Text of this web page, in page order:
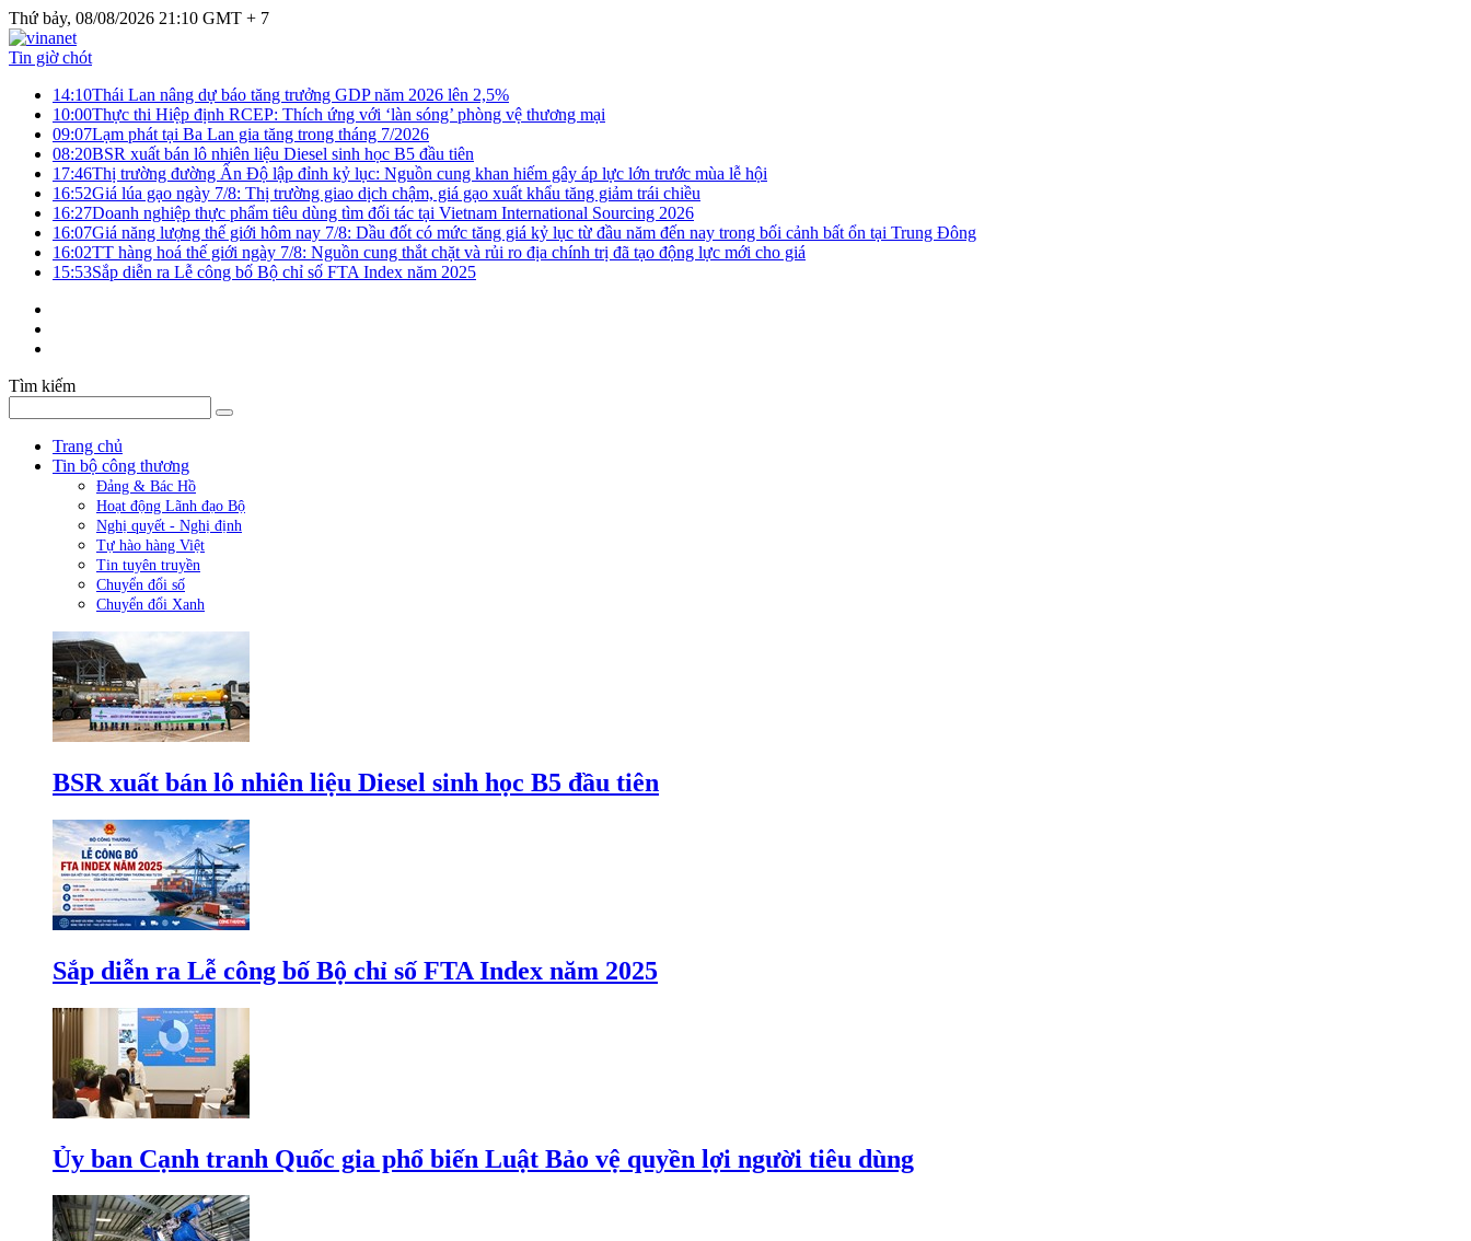
Thứ bảy, 08/08/2026 21:10 GMT + 7
Tin giờ chót
14:10Thái Lan nâng dự báo tăng trưởng GDP năm 2026 lên 2,5%
10:00Thực thi Hiệp định RCEP: Thích ứng với ‘làn sóng’ phòng vệ thương mại
09:07Lạm phát tại Ba Lan gia tăng trong tháng 7/2026
08:20BSR xuất bán lô nhiên liệu Diesel sinh học B5 đầu tiên
17:46Thị trường đường Ấn Độ lập đỉnh kỷ lục: Nguồn cung khan hiếm gây áp lực lớn trước mùa lễ hội
16:52Giá lúa gạo ngày 7/8: Thị trường giao dịch chậm, giá gạo xuất khẩu tăng giảm trái chiều
16:27Doanh nghiệp thực phẩm tiêu dùng tìm đối tác tại Vietnam International Sourcing 2026
16:07Giá năng lượng thế giới hôm nay 7/8: Dầu đốt có mức tăng giá kỷ lục từ đầu năm đến nay trong bối cảnh bất ổn tại Trung Đông
16:02TT hàng hoá thế giới ngày 7/8: Nguồn cung thắt chặt và rủi ro địa chính trị đã tạo động lực mới cho giá
15:53Sắp diễn ra Lễ công bố Bộ chỉ số FTA Index năm 2025
Tìm kiếm
Trang chủ
Tin bộ công thương
Đảng & Bác Hồ
Hoạt động Lãnh đạo Bộ
Nghị quyết - Nghị định
Tự hào hàng Việt
Tin tuyên truyền
Chuyển đổi số
Chuyển đổi Xanh
BSR xuất bán lô nhiên liệu Diesel sinh học B5 đầu tiên
Sắp diễn ra Lễ công bố Bộ chỉ số FTA Index năm 2025
Ủy ban Cạnh tranh Quốc gia phổ biến Luật Bảo vệ quyền lợi người tiêu dùng